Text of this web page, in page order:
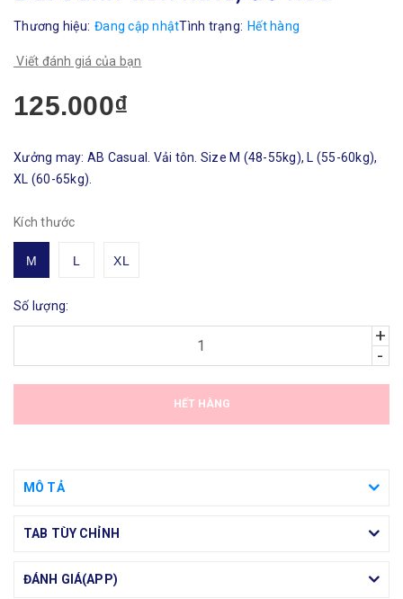
Thương hiệu: Đang cập nhậtTình trạng: Hết hàng
Viết đánh giá của bạn
125.000₫
Xưởng may: AB Casual. Vải tôn. Size M (48-55kg), L (55-60kg),
XL (60-65kg).
Kích thước
M L XL
Số lượng:
+
-
HẾT HÀNG
MÔ TẢ
TAB TÙY CHỈNH
ĐÁNH GIÁ(APP)